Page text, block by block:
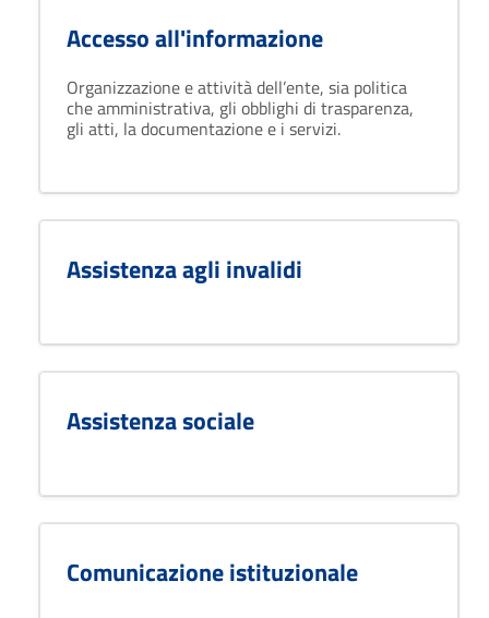
Accesso all'informazione
Organizzazione e attività dell’ente, sia politica
che amministrativa, gli obblighi di trasparenza,
gli atti, la documentazione e i servizi.
Assistenza agli invalidi
Assistenza sociale
Comunicazione istituzionale